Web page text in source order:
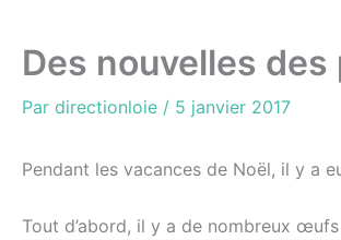
Des nouvelles
Par directionloie / 5 janvier 2017
Pendant les vacances de Noël, il y a
Tout d’abord, il y a de nombreux